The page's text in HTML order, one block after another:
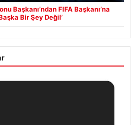
Başkanı’ndan FIFA Başkanı’na
Bir Şey Değil’